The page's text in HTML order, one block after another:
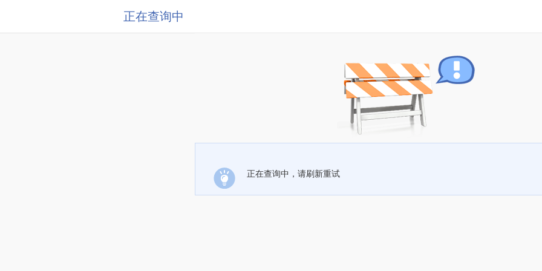
正在查询中
正在查询中，请刷新重试